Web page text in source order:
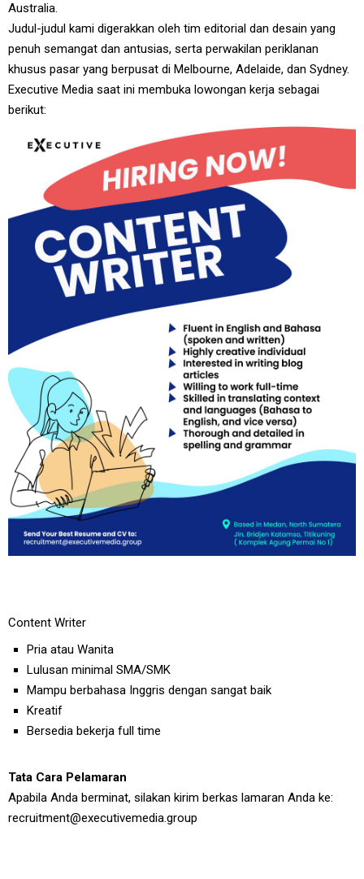
Australia.
Judul-judul kami digerakkan oleh tim editorial dan desain yang
penuh semangat dan antusias, serta perwakilan periklanan
khusus pasar yang berpusat di Melbourne, Adelaide, dan Sydney.
Executive Media saat ini membuka lowongan kerja sebagai
berikut:
Content Writer
Pria atau Wanita
Lulusan minimal SMA/SMK
Mampu berbahasa Inggris dengan sangat baik
Kreatif
Bersedia bekerja full time
Tata Cara Pelamaran
Apabila Anda berminat, silakan kirim berkas lamaran Anda ke:
recruitment@executivemedia.group